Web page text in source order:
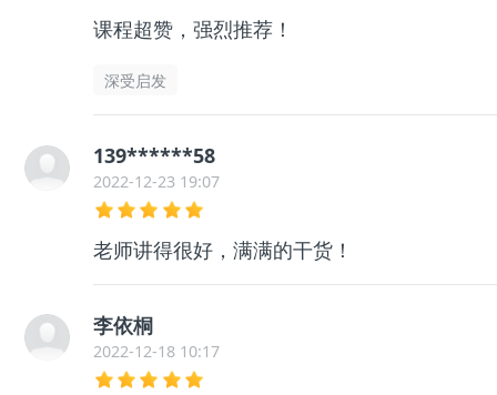
课程超赞，强烈推荐！
深受启发
139******58
2022-12-23 19:07
老师讲得很好，满满的干货！
李依桐
2022-12-18 10:17